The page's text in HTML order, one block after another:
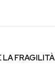
LA FRAGILITÀ